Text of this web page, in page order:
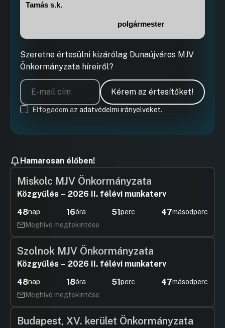
Tamás s.k.
polgármester
Szeretne értesülni kizárólag Dunaújváros MJV
Önkormányzata híreiről?
Kérem az értesítőket!
Elfogadom az adatvédelmi irányelveket.
Hamarosan élőben!
Miskolc MJV Önkormányzata
Közgyűlés – 2026 II. félévi munkaterv
48nap 16óra 51perc 46másodperc
Meghívó megtekintése
Szolnok MJV Önkormányzata
Közgyűlés – 2026 II. félévi munkaterv
48nap 18óra 51perc 46másodperc
Meghívó megtekintése
Budapest, XV. kerület Önkormányzata